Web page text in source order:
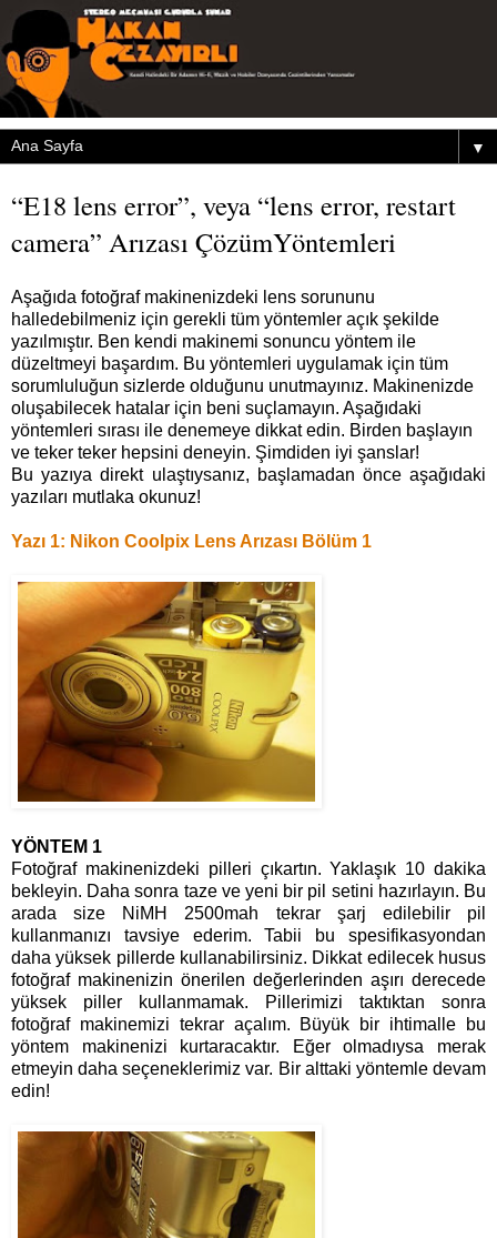
▼
“E18 lens error”, veya “lens error, restart
camera” Arızası ÇözümYöntemleri
Aşağıda fotoğraf makinenizdeki lens sorununu
halledebilmeniz için gerekli tüm yöntemler açık şekilde
yazılmıştır. Ben kendi makinemi sonuncu yöntem ile
düzeltmeyi başardım. Bu yöntemleri uygulamak için tüm
sorumluluğun sizlerde olduğunu unutmayınız. Makinenizde
oluşabilecek hatalar için beni suçlamayın. Aşağıdaki
yöntemleri sırası ile denemeye dikkat edin. Birden başlayın
ve teker teker hepsini deneyin. Şimdiden iyi şanslar!
Bu yazıya direkt ulaştıysanız, başlamadan önce aşağıdaki
yazıları mutlaka okunuz!
Yazı 1: Nikon Coolpix Lens Arızası Bölüm 1
YÖNTEM 1
Fotoğraf makinenizdeki pilleri çıkartın. Yaklaşık 10 dakika
bekleyin. Daha sonra taze ve yeni bir pil setini hazırlayın. Bu
arada size NiMH 2500mah tekrar şarj edilebilir pil
kullanmanızı tavsiye ederim. Tabii bu spesifikasyondan
daha yüksek pillerde kullanabilirsiniz. Dikkat edilecek husus
fotoğraf makinenizin önerilen değerlerinden aşırı derecede
yüksek piller kullanmamak. Pillerimizi taktıktan sonra
fotoğraf makinemizi tekrar açalım. Büyük bir ihtimalle bu
yöntem makinenizi kurtaracaktır. Eğer olmadıysa merak
etmeyin daha seçeneklerimiz var. Bir alttaki yöntemle devam
edin!